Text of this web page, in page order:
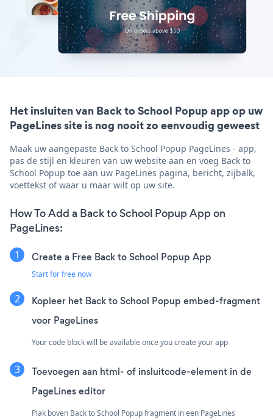
Het insluiten van Back to School Popup app op uw
PageLines site is nog nooit zo eenvoudig geweest
Maak uw aangepaste Back to School Popup PageLines - app,
pas de stijl en kleuren van uw website aan en voeg Back to
School Popup toe aan uw PageLines pagina, bericht, zijbalk,
voettekst of waar u maar wilt op uw site.
How To Add a Back to School Popup App on
PageLines:
Create a Free Back to School Popup App
Start for free now
Kopieer het Back to School Popup embed-fragment
voor PageLines
Your code block will be available once you create your app
Toevoegen aan html- of insluitcode-element in de
PageLines editor
Plak boven Back to School Popup fragment in een PageLines